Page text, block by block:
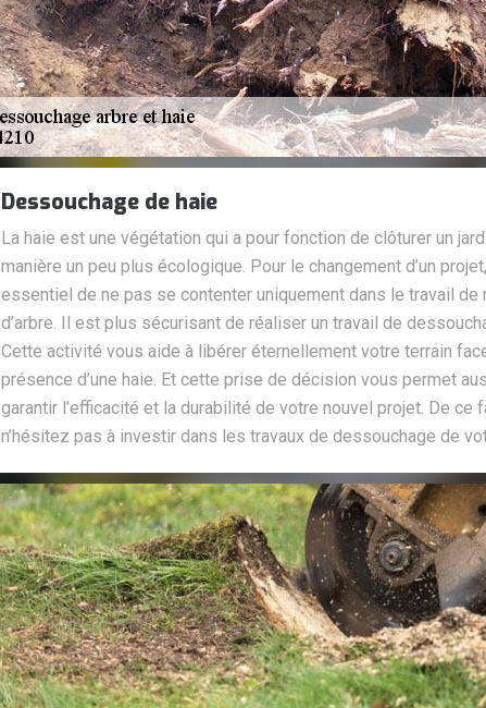
Dessouchage de haie
La haie est une végétation qui a pour fonction de clôturer un
manière un peu plus écologique. Pour le changement d’un
essentiel de ne pas se contenter uniquement dans le travail de
d’arbre. Il est plus sécurisant de réaliser un travail de
Cette activité vous aide à libérer éternellement votre terrain
présence d’une haie. Et cette prise de décision vous permet
garantir l’efficacité et la durabilité de votre nouvel projet. De ce
n’hésitez pas à investir dans les travaux de dessouchage de